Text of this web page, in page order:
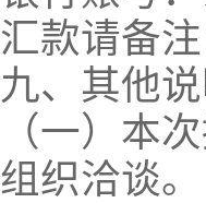
汇款请备
九、其他
（一）本
组织洽谈。